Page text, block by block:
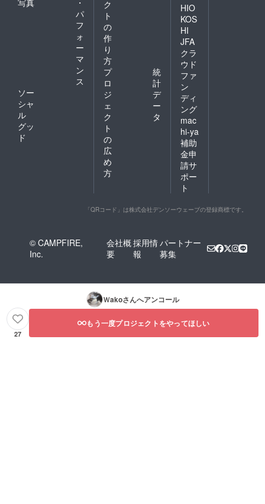
写真
・
パ
フ
ォ
ー
マ
ン
ス
ソー
シャ
ル
グッ
ド
ク
ト
の
作
り
方
プ
ロ
ジ
ェ
ク
ト
の
広
め
方
統
計
デ
ー
タ
HIO
KOS
HI
JFA
クラ
ウド
ファ
ン
ディ
ング
mac
hi-ya
補助
金申
請サ
ポー
ト
「QRコード」は株式会社デンソーウェーブの登録商標です。
© CAMPFIRE,
Inc.
会社概
要
採用情
報
パートナー
募集
Ｗakoさんへアンコール
27
もう一度プロジェクトをやってほしい